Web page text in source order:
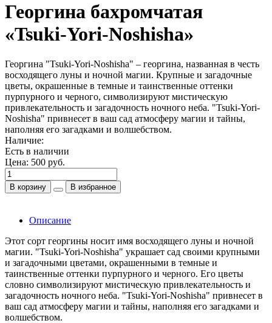
Георгина бахромчатая
«Tsuki-Yori-Noshisha»
Георгина "Tsuki-Yori-Noshisha" – георгина, названная в честь
восходящего луны и ночной магии. Крупные и загадочные
цветы, окрашенные в темные и таинственные оттенки
пурпурного и черного, символизируют мистическую
привлекательность и загадочность ночного неба. "Tsuki-Yori-
Noshisha" привнесет в ваш сад атмосферу магии и тайны,
наполняя его загадками и волшебством.
Наличие:
Есть в наличии
Цена: 500 руб.
В корзину В избранное
Описание
Этот сорт георгины носит имя восходящего луны и ночной
магии. "Tsuki-Yori-Noshisha" украшает сад своими крупными
и загадочными цветами, окрашенными в темные и
таинственные оттенки пурпурного и черного. Его цветы
словно символизируют мистическую привлекательность и
загадочность ночного неба. "Tsuki-Yori-Noshisha" привнесет в
ваш сад атмосферу магии и тайны, наполняя его загадками и
волшебством.